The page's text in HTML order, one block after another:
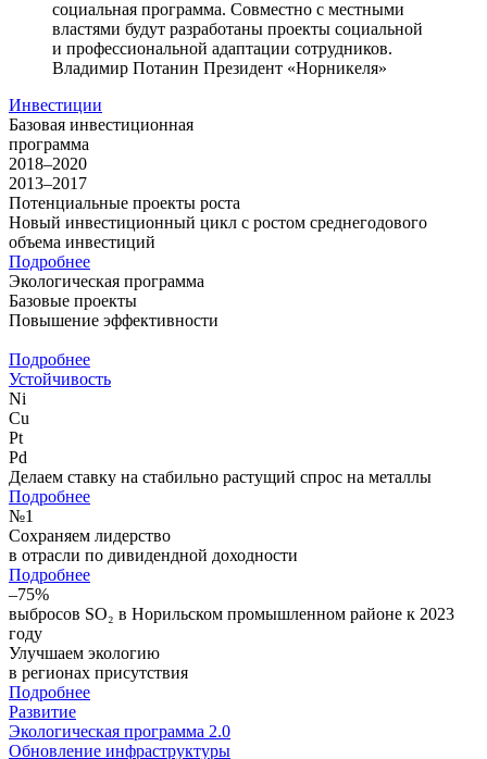
социальная программа. Совместно с местными
властями будут разработаны проекты социальной
и профессиональной адаптации сотрудников.
Владимир Потанин Президент «Норникеля»
Инвестиции
Базовая инвестиционная
программа
2018–2020
2013–2017
Потенциальные проекты роста
Новый инвестиционный цикл с ростом среднегодового
объема инвестиций
Подробнее
Экологическая программа
Базовые проекты
Повышение эффективности
Подробнее
Устойчивость
Ni
Cu
Pt
Pd
Делаем ставку на стабильно растущий спрос на металлы
Подробнее
№1
Сохраняем лидерство
в отрасли по дивидендной доходности
Подробнее
–75%
выбросов SO₂ в Норильском промышленном районе к 2023
году
Улучшаем экологию
в регионах присутствия
Подробнее
Развитие
Экологическая программа 2.0
Обновление инфраструктуры